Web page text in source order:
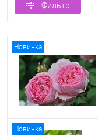
Фильтр
Новинка
Новинка